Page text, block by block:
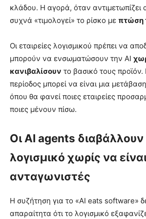
κλάδου. Η αγορά, όταν αντιμετωπίζει
συχνά «τιμολογεί» το ρίσκο με πτώση
Οι εταιρείες λογισμικού πρέπει να
μπορούν να ενσωματώσουν την AI
κανιβαλίσουν το βασικό τους
περίοδος μπορεί να είναι μια
όπου θα φανεί ποιες εταιρείες
ποιες μένουν πίσω.
Οι AI agents διαβάλλουν
λογισμικό χωρίς να
ανταγωνιστές
Η συζήτηση για το «AI eats software»
απαραίτητα ότι το λογισμικό